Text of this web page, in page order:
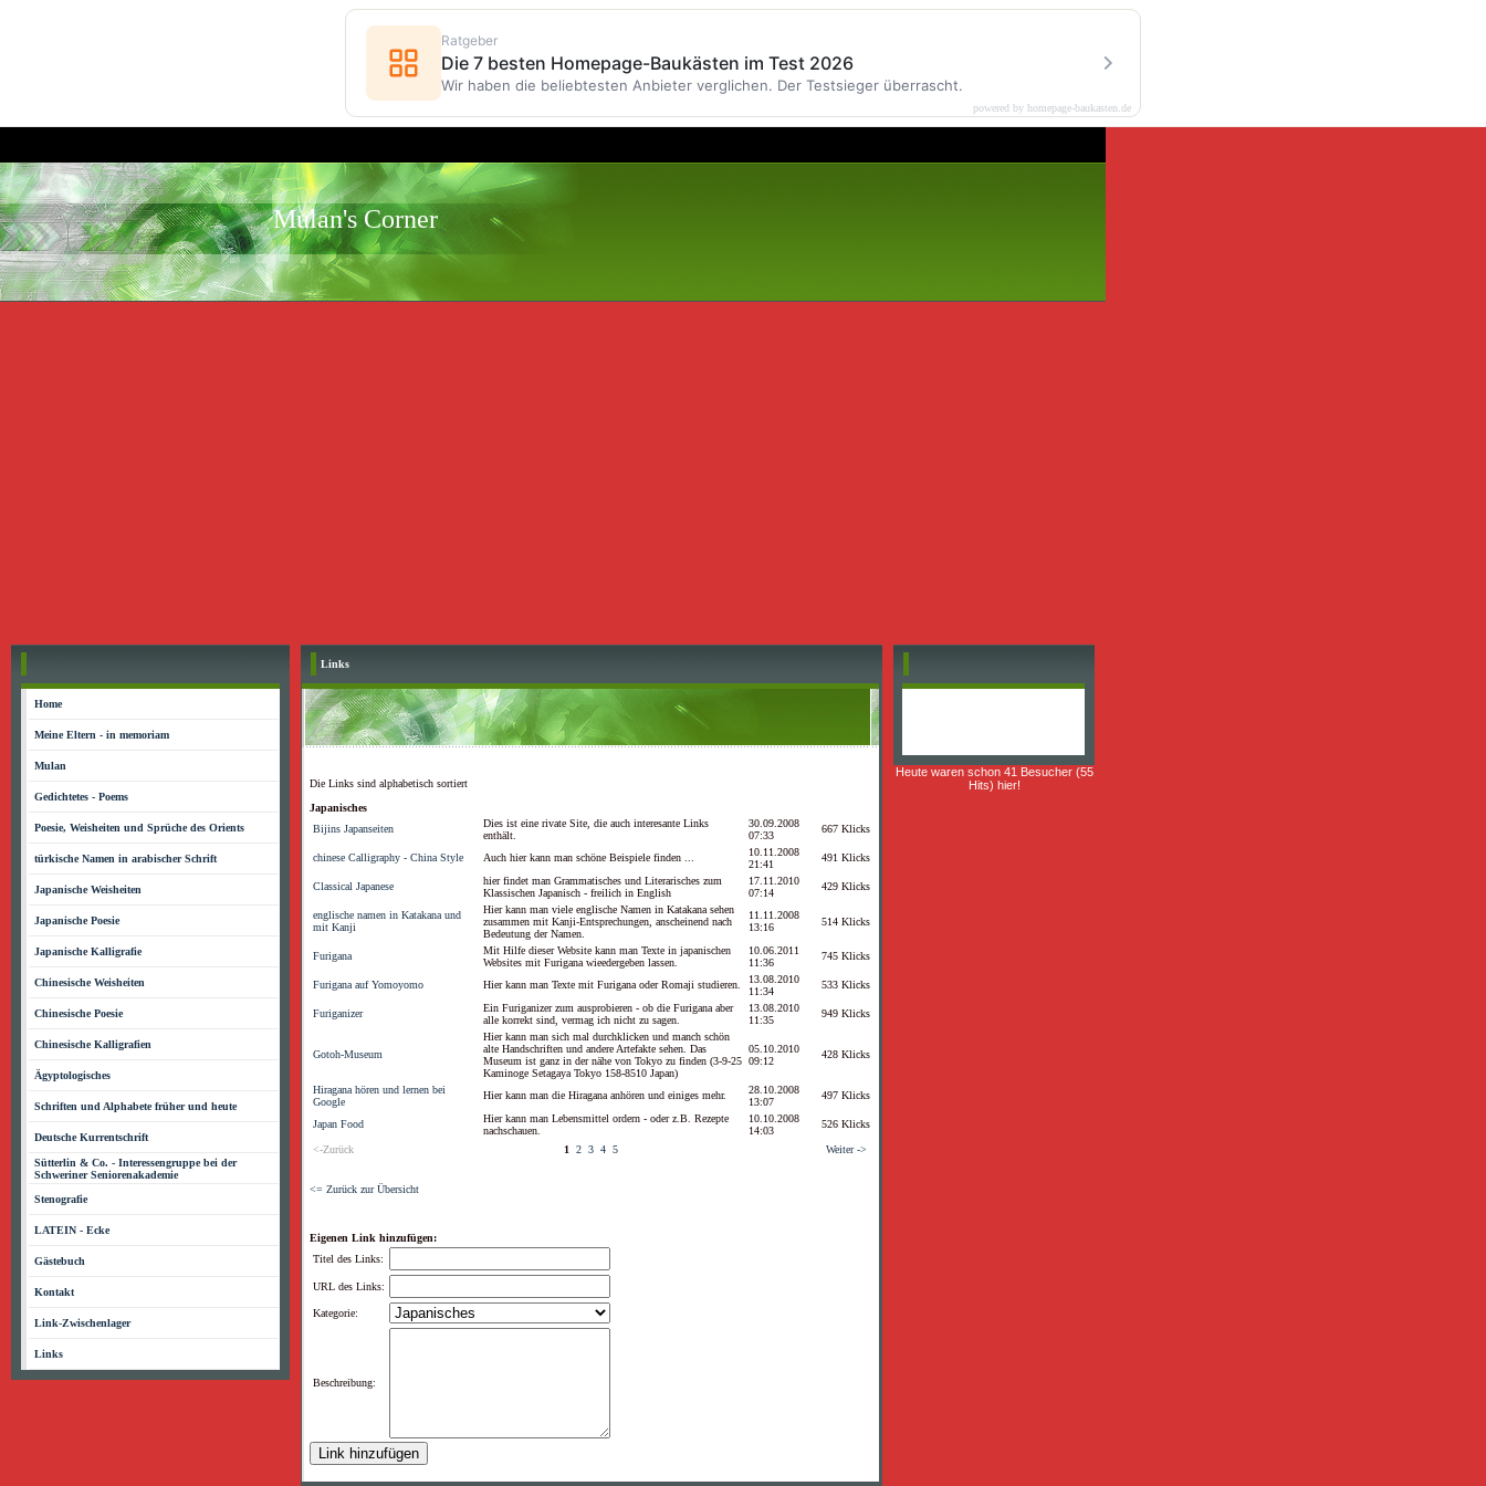
Mulan's Corner
Home
Meine Eltern - in memoriam
Mulan
Gedichtetes - Poems
Poesie, Weisheiten und Sprüche des Orients
türkische Namen in arabischer Schrift
Japanische Weisheiten
Japanische Poesie
Japanische Kalligrafie
Chinesische Weisheiten
Chinesische Poesie
Chinesische Kalligrafien
Ägyptologisches
Schriften und Alphabete früher und heute
Deutsche Kurrentschrift
Sütterlin & Co. - Interessengruppe bei der
Schweriner Seniorenakademie
Stenografie
LATEIN - Ecke
Gästebuch
Kontakt
Link-Zwischenlager
Links
Links
Die Links sind alphabetisch sortiert
Japanisches
Bijins Japanseiten
Dies ist eine rivate Site, die auch interesante Links
enthält.
30.09.2008
07:33
667 Klicks
chinese Calligraphy - China Style Auch hier kann man schöne Beispiele finden ...
10.11.2008
21:41
491 Klicks
Classical Japanese
hier findet man Grammatisches und Literarisches zum
Klassischen Japanisch - freilich in English
17.11.2010
07:14
429 Klicks
englische namen in Katakana und
mit Kanji
Hier kann man viele englische Namen in Katakana sehen
zusammen mit Kanji-Entsprechungen, anscheinend nach
Bedeutung der Namen.
11.11.2008
13:16
514 Klicks
Furigana
Mit Hilfe dieser Website kann man Texte in japanischen
Websites mit Furigana wieedergeben lassen.
10.06.2011
11:36
745 Klicks
Furigana auf Yomoyomo Hier kann man Texte mit Furigana oder Romaji studieren.
13.08.2010
11:34
533 Klicks
Furiganizer
Ein Furiganizer zum ausprobieren - ob die Furigana aber
alle korrekt sind, vermag ich nicht zu sagen.
13.08.2010
11:35
949 Klicks
Gotoh-Museum
Hier kann man sich mal durchklicken und manch schön
alte Handschriften und andere Artefakte sehen. Das
Museum ist ganz in der nähe von Tokyo zu finden (3-9-25
Kaminoge Setagaya Tokyo 158-8510 Japan)
05.10.2010
09:12
428 Klicks
Hiragana hören und lernen bei
Google
Hier kann man die Hiragana anhören und einiges mehr.
28.10.2008
13:07
497 Klicks
Japan Food
Hier kann man Lebensmittel ordern - oder z.B. Rezepte
nachschauen.
10.10.2008
14:03
526 Klicks
<-Zurück 1 2 3 4 5 Weiter ->
<= Zurück zur Übersicht
Eigenen Link hinzufügen:
Titel des Links:
URL des Links:
Kategorie:
Beschreibung:
Heute waren schon 41 Besucher (55
Hits) hier!
Ratgeber
Die 7 besten Homepage-Baukästen im Test 2026
Wir haben die beliebtesten Anbieter verglichen. Der Testsieger überrascht.
powered by homepage-baukasten.de